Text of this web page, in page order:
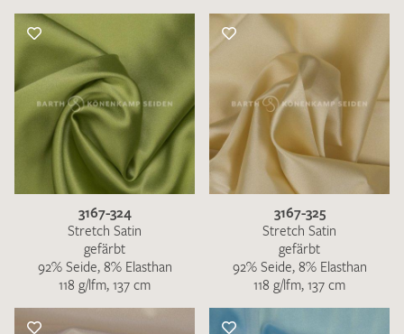
3167-324
Stretch Satin
gefärbt
92% Seide, 8% Elasthan
118 g/lfm, 137 cm
3167-325
Stretch Satin
gefärbt
92% Seide, 8% Elasthan
118 g/lfm, 137 cm